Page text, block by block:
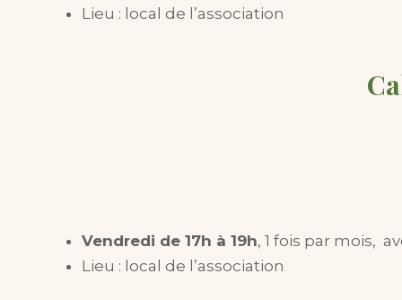
Lieu : local de l’association
Vendredi de 17h à 19h, 1 fois par mois,
Lieu : local de l’association